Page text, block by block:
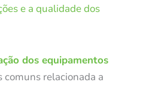
e a qualidade dos
dos equipamentos
comuns relacionada a